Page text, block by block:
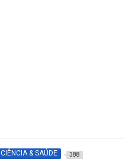
CIÊNCIA & SAÚDE 388